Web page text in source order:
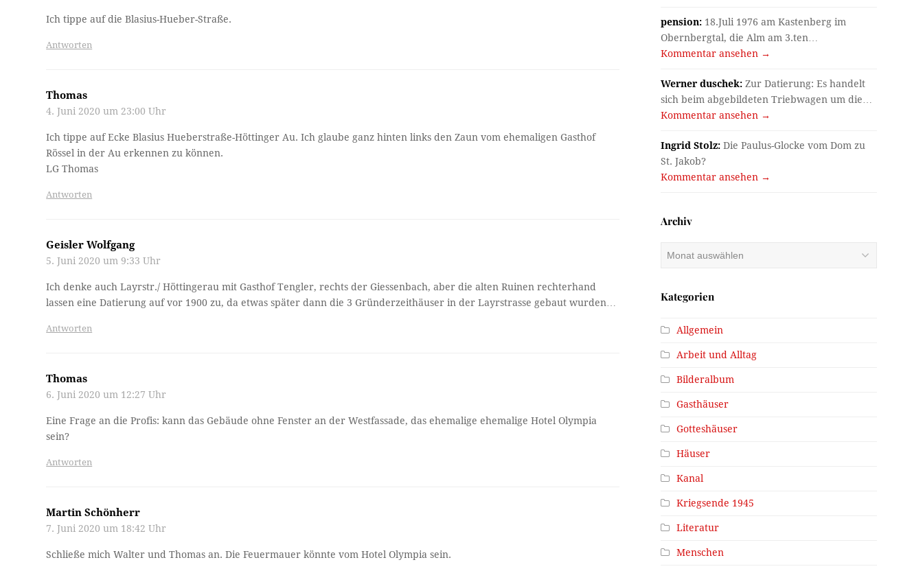
Ich tippe auf die Blasius-Hueber-Straße.
Antworten
Thomas
4. Juni 2020 um 23:00 Uhr
Ich tippe auf Ecke Blasius Hueberstraße-Höttinger Au. Ich glaube ganz hinten links den Zaun vom ehemaligen Gasthof
Rössel in der Au erkennen zu können.
LG Thomas
Antworten
Geisler Wolfgang
5. Juni 2020 um 9:33 Uhr
Ich denke auch Layrstr./ Höttingerau mit Gasthof Tengler, rechts der Giessenbach, aber die alten Ruinen rechterhand
lassen eine Datierung auf vor 1900 zu, da etwas später dann die 3 Gründerzeithäuser in der Layrstrasse gebaut wurden…
Antworten
Thomas
6. Juni 2020 um 12:27 Uhr
Eine Frage an die Profis: kann das Gebäude ohne Fenster an der Westfassade, das ehemalige ehemalige Hotel Olympia
sein?
Antworten
Martin Schönherr
7. Juni 2020 um 18:42 Uhr
Schließe mich Walter und Thomas an. Die Feuermauer könnte vom Hotel Olympia sein.
pension: 18.Juli 1976 am Kastenberg im
Obernbergtal, die Alm am 3.ten…
Kommentar ansehen →
Werner duschek: Zur Datierung: Es handelt
sich beim abgebildeten Triebwagen um die…
Kommentar ansehen →
Ingrid Stolz: Die Paulus-Glocke vom Dom zu
St. Jakob?
Kommentar ansehen →
Archiv
Archiv
Kategorien
Allgemein
Arbeit und Alltag
Bilderalbum
Gasthäuser
Gotteshäuser
Häuser
Kanal
Kriegsende 1945
Literatur
Menschen